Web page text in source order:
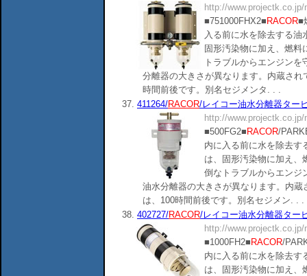
http://
■751000FHX2■ RACOR■
入る前に水を除去する油
固形汚染物に加え、燃料
トラブルからエンジン
分離器の大きさが異なります。内蔵さ
時間前後です。別名セジメンタ. . .
37. 411264/RACOR/レイコー油水分離器ター
http://
■500FG2■ RACOR/
内に入る前に水を除去す
は、固形汚染物に加え、
倒なトラブルからエンジ
油水分離器の大きさが異なります。内
は、100時間前後です。別名セジメン. . .
38. 402727/RACOR/レイコー油水分離器ター
http://
■1000FH2■ RACOR/
内に入る前に水を除去す
は、固形汚染物に加え、